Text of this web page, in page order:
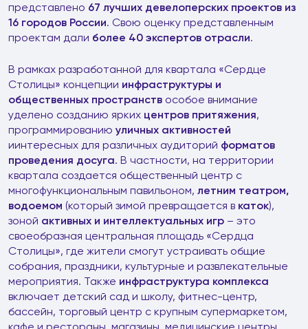
представлено 67 лучших девелоперских проектов из
16 городов России. Свою оценку представленным
проектам дали более 40 экспертов отрасли.
В рамках разработанной для квартала «Сердце
Столицы» концепции инфраструктуры и
общественных пространств особое внимание
уделено созданию ярких центров притяжения,
программированию уличных активностей
иинтересных для различных аудиторий форматов
проведения досуга. В частности, на территории
квартала создается общественный центр с
многофункциональным павильоном, летним театром,
водоемом (который зимой превращается в каток),
зоной активных и интеллектуальных игр – это
своеобразная центральная площадь «Сердца
Столицы», где жители смогут устраивать общие
собрания, праздники, культурные и развлекательные
мероприятия. Также инфраструктура комплекса
включает детский сад и школу, фитнес-центр,
бассейн, торговый центр с крупным супермаркетом,